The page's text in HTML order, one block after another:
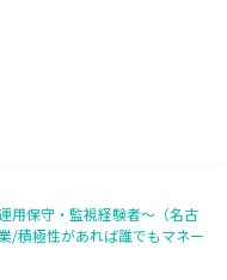
用保守・監視経験者～（名古
/積極性があれば誰でもマネー